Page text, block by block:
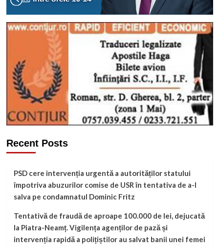
Recent Posts
PSD cere intervenția urgentă a autorităților statului
împotriva abuzurilor comise de USR în tentativa de a-l
salva pe condamnatul Dominic Fritz
Tentativă de fraudă de aproape 100.000 de lei, dejucată
la Piatra-Neamț. Vigilența agenților de pază și
intervenția rapidă a polițiștilor au salvat banii unei femei